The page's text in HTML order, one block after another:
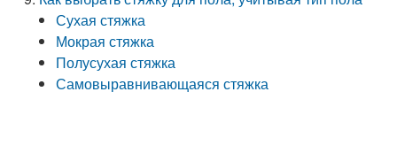
Сухая стяжка
Мокрая стяжка
Полусухая стяжка
Самовыравнивающаяся стяжка